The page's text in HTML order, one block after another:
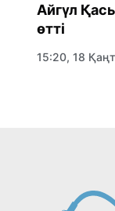
Айгүл
өтті
15:20, 18